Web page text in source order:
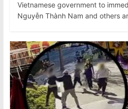
Vietnamese government to
Nguyễn Thành Nam and others